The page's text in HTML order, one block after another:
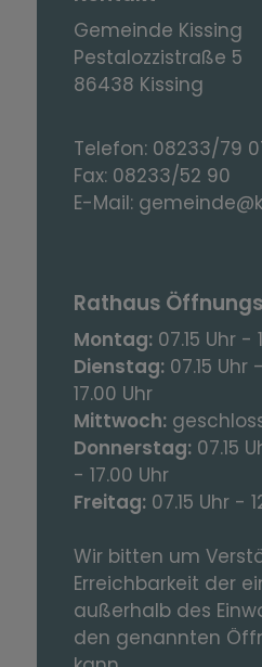
Gemeinde Kissing
Pestalozzistraße 5
86438 Kissing
Telefon: 08233/79
Fax: 08233/52 90
E-Mail:
Rathaus
Montag: 07.15 Uhr -
Dienstag: 07.15 Uhr
17.00 Uhr
Mittwoch:
Donnerstag: 07.15
- 17.00 Uhr
Freitag: 07.15 Uhr -
Wir bitten um
Erreichbarkeit der
außerhalb des
den genannten